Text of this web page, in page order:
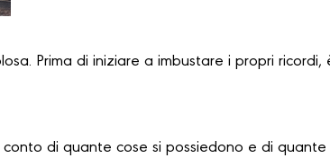
Prima di iniziare a imbustare i propri
di quante cose si possiedono e di quante